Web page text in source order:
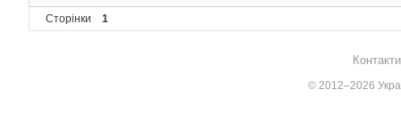
Сторінки 1
© 2012–2026